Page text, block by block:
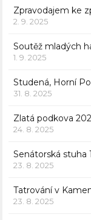
Zpravodajem ke
2. 9. 2025
Soutěž mladých
1. 9. 2025
Studená, Horní
31. 8. 2025
Zlatá podkova
24. 8. 2025
Senátorská stuha
23. 8. 2025
Tatrování v
23. 8. 2025